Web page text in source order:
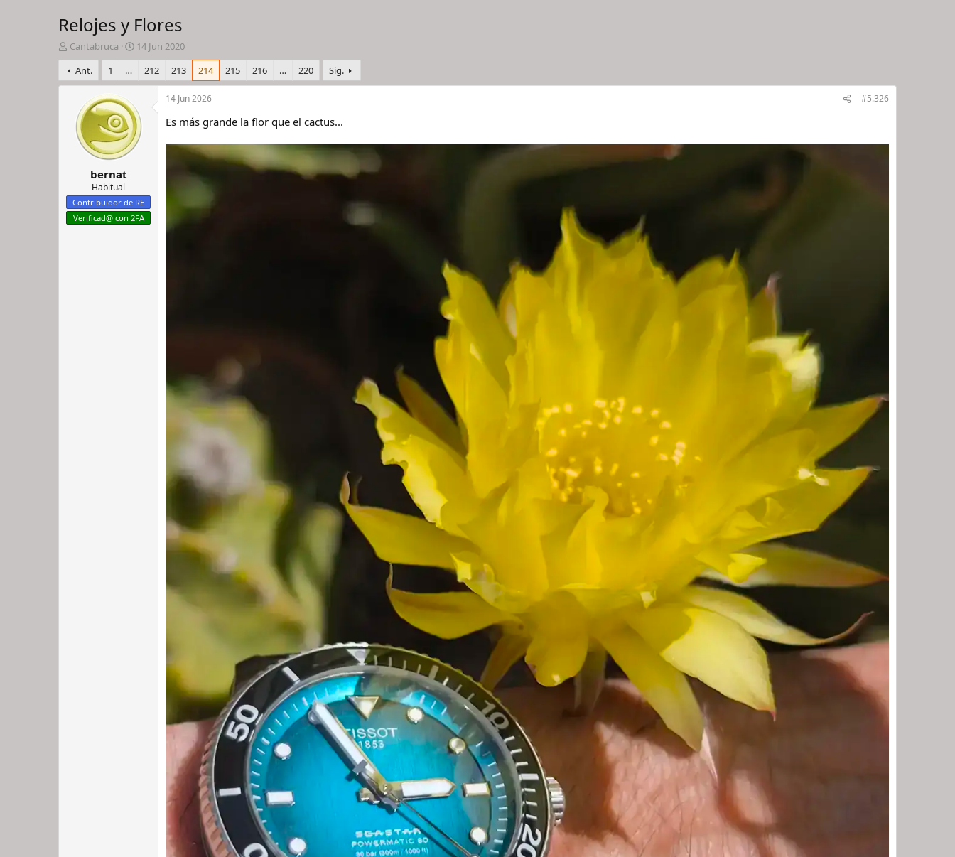
Relojes y Flores
I
n
i
c
h
i
l
Cantabruca
F
e
h
d
e
i
n
o
14 Jun 2020
Ant.
1 … 212 213 214 215 216 … 220 Sig.
bernat
Habitual
Contribuidor de RE
Verificad@ con 2FA
14 Jun 2026 #5.326
Es más grande la flor que el cactus...